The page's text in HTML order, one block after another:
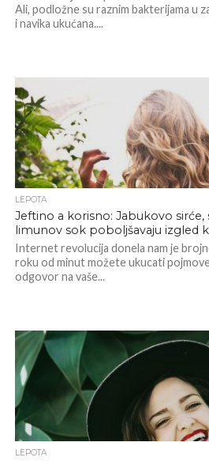
Ali, podložne su raznim bakterijama u
i navika ukućana....
LEPOTA
Jeftino a korisno: Jabukovo sirće,
limunov sok poboljšavaju izgled
Internet revolucija donela nam je
roku od minut možete ukucati
odgovor na vaše...
LEPOTA